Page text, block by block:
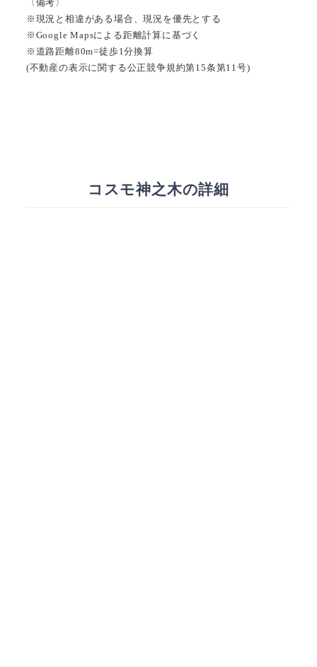
〈備考〉
※現況と相違がある場合、現況を優先とする
※Google Mapsによる距離計算に基づく
※道路距離80m=徒歩1分換算
(不動産の表示に関する公正競争規約第15条第11号)
コスモ神之木の詳細